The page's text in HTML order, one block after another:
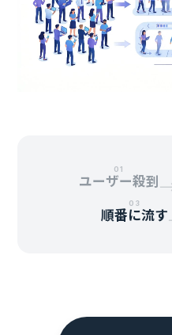
01
ユーザー殺到
03
順番に流す